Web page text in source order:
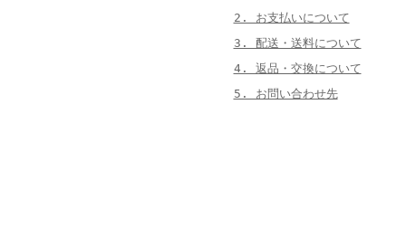
2. お支払いについて
3. 配送・送料について
4. 返品・交換について
5. お問い合わせ先